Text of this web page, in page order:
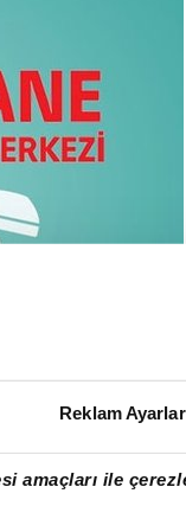
Reklam
ile
kişilerin MHRS